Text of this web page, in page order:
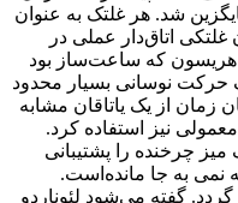
شد. هر غلتک به عنوان
غلتکی اتاق‌دار عملی در
جان هریسون که ساعت‌ساز بود
حرکت نوسانی بسیار محدود
زمان از یک یاتاقان مشابه
نیز استفاده کرد.
چرخنده را پشتیبانی
نمی به جا مانده‌است.
برمی گردد. گفته می‌شود لئوناردو